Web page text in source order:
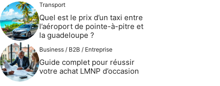
Transport
Quel est le prix d’un taxi entre
l’aéroport de pointe-à-pitre et
la guadeloupe ?
Business / B2B / Entreprise
Guide complet pour réussir
votre achat LMNP d’occasion